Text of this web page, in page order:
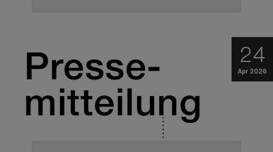
24
Apr 2026